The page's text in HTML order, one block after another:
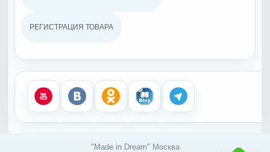
РЕГИСТРАЦИЯ ТОВАРА
"Made in Dream" Москва